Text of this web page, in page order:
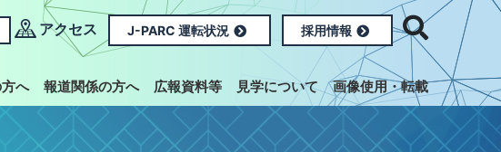
アクセス J-PARC 運転状況 採用情報
へ 報道関係の方へ 広報資料等 見学について 画像使用・転載